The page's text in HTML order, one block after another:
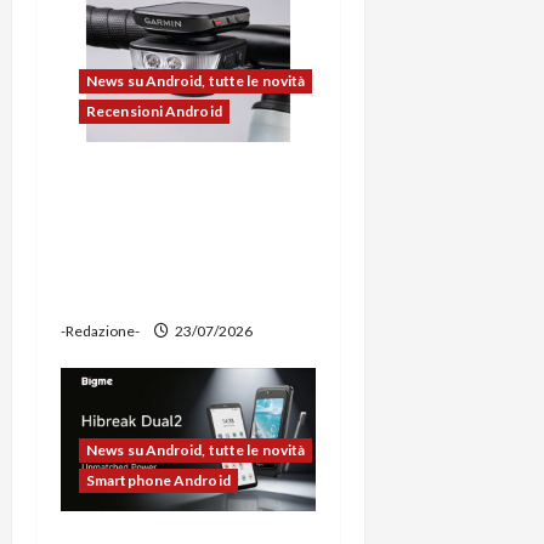
o News su Android, tutte le novità
Recensioni Android
-Redazione- 23/07/2026
News su Android, tutte le novità
Smartphone Android